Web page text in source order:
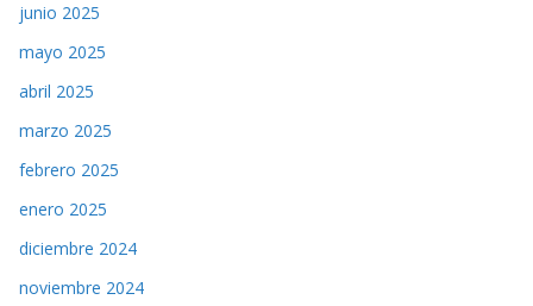
junio 2025
mayo 2025
abril 2025
marzo 2025
febrero 2025
enero 2025
diciembre 2024
noviembre 2024